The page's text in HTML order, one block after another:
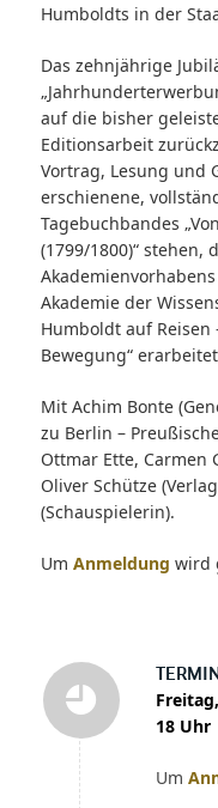
TERMIN
18 Uhr
Um
Humboldts in der
Das zehnjährige
auf die bisher
Editionsarbeit
Vortrag, Lesung und
erschienene,
Tagebuchbandes
(1799/1800)“ stehen,
Akademie der
Humboldt auf Reisen
Bewegung“
Mit Achim Bonte
zu Berlin –
Ottmar Ette, Carmen
Oliver Schütze
(Schauspielerin).
Um Anmeldung wird